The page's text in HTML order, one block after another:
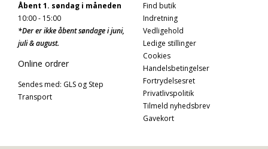
Åbent 1. søndag i måneden
10:00 - 15:00
*Der er ikke åbent søndage i juni,
juli & august.
Online ordrer
Sendes med: GLS og Step
Transport
Find butik
Indretning
Vedligehold
Ledige stillinger
Cookies
Handelsbetingelser
Fortrydelsesret
Privatlivspolitik
Tilmeld nyhedsbrev
Gavekort